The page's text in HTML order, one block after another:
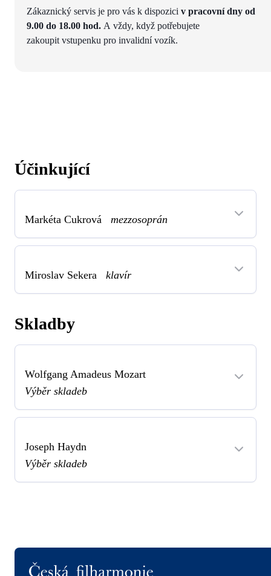
Zákaznický servis je pro vás k dispozici v pracovní dny od
9.00 do 18.00 hod. A vždy, když potřebujete
zakoupit vstupenku pro invalidní vozík.
Účinkující
Markéta Cukrová mezzosoprán
Miroslav Sekera klavír
Skladby
Wolfgang Amadeus Mozart
Výběr skladeb
Joseph Haydn
Výběr skladeb